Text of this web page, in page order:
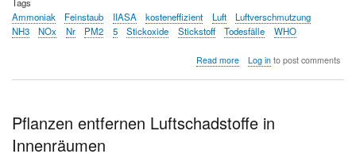
Ammoniak
Feinstaub IIASA kosteneffizient Luft
Luftverschmutzung
NH3
NOx Nr PM2 5 Stickoxide Stickstoff Todesfälle WHO
Read moreabout
sollte
Log into post comments
Pflanzen entfernen Luftschadstoffe in
Innenräumen